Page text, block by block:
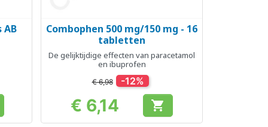
Snel bekijken
Combophen 500 mg/150 mg - 16
tabletten
De gelijktijdige effecten van paracetamol
en ibuprofen
€ 6,98 -12%
€ 6,14 